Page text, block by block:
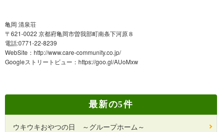
亀岡 清泉荘
〒621-0022 京都府亀岡市曽我部町南条下河原８
電話:0771-22-8239
WebSite： http://www.care-community.co.jp/
Googleストリートビュー： https://goo.gl/AUoMxw
最新の5件
ウキウキおやつの日 ～グループホーム～